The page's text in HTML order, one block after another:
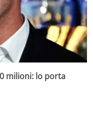
milioni: lo porta